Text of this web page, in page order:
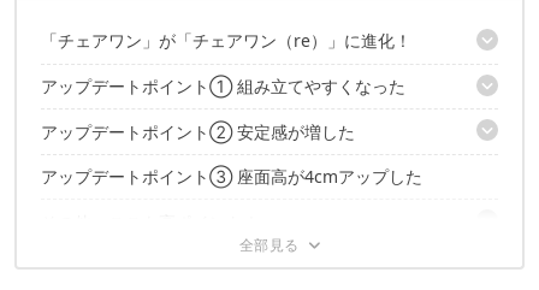
「チェアワン」が「チェアワン（re）」に進化！
正直、めちゃくちゃ変わりました
アップデートポイント① 組み立てやすくなった
収納袋が、ガバッと開くタイプに変わっている
軽い力でスイスイ組み立てられる
スムーズな組み立てを、動画でもチェック！
アップデートポイント② 安定感が増した
ポールの厚みが増し、メインのバーも丸から四角に
アップデートポイント③ 座面高が4cmアップした
右サイドにポケットあり
豊富なカラバリと、ハイバックタイプも要チェック